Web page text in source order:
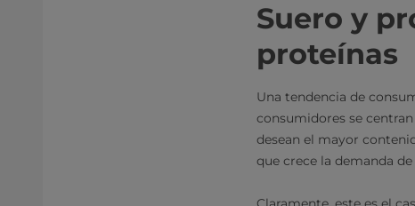
Suero y
proteínas
Una tendencia de
consumidores se
desean el mayor
que crece la demanda